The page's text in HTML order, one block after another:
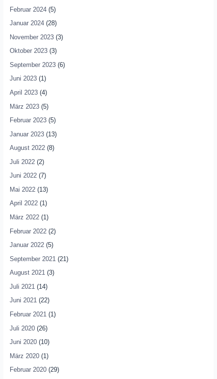
Februar 2024(5)
Januar 2024(28)
November 2023(3)
Oktober 2023(3)
September 2023(6)
Juni 2023(1)
April 2023(4)
März 2023(5)
Februar 2023(5)
Januar 2023(13)
August 2022(8)
Juli 2022(2)
Juni 2022(7)
Mai 2022(13)
April 2022(1)
März 2022(1)
Februar 2022(2)
Januar 2022(5)
September 2021 (21)
August 2021(3)
Juli 2021 (14)
Juni 2021(22)
Februar 2021 (1)
Juli 2020(26)
Juni 2020(10)
März 2020(1)
Februar 2020(29)